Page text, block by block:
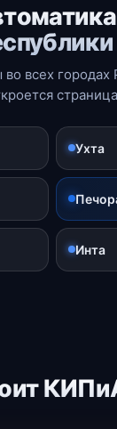
всех городах
Ухта
Инта